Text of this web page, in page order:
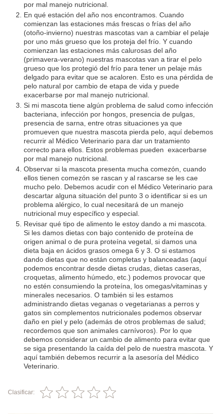
por mal manejo nutricional.
En qué estación del año nos encontramos. Cuando
comienzan las estaciones más frescas o frías del año
(otoño-invierno) nuestras mascotas van a cambiar el pelaje
por uno más grueso que los proteja del frío. Y cuando
comienzan las estaciones más calurosas del año
(primavera-verano) nuestras mascotas van a tirar el pelo
grueso que los protegió del frío para tener un pelaje más
delgado para evitar que se acaloren. Esto es una pérdida de
pelo natural por cambio de etapa de vida y puede
exacerbarse por mal manejo nutricional.
Si mi mascota tiene algún problema de salud como infección
bacteriana, infección por hongos, presencia de pulgas,
presencia de sarna, entre otras situaciones ya que
promueven que nuestra mascota pierda pelo, aquí debemos
recurrir al Médico Veterinario para dar un tratamiento
correcto para ellos. Estos problemas pueden exacerbarse
por mal manejo nutricional.
Observar si la mascota presenta mucha comezón, cuando
ellos tienen comezón se rascan y al rascarse se les cae
mucho pelo. Debemos acudir con el Médico Veterinario para
descartar alguna situación del punto 3 o identificar si es un
problema alérgico, lo cual necesitará de un manejo
nutricional muy específico y especial.
Revisar qué tipo de alimento le estoy dando a mi mascota.
Si les damos dietas con bajo contenido de proteína de
origen animal o de pura proteína vegetal, si damos una
dieta baja en ácidos grasos omega 6 y 3. O si estamos
dando dietas que no están completas y balanceadas (aquí
podemos encontrar desde dietas crudas, dietas caseras,
croquetas, alimento húmedo, etc.) podemos provocar que
no estén consumiendo la proteína, los omegas/vitaminas y
minerales necesarios. O también si les estamos
administrando dietas veganas o vegetarianas a perros y
gatos sin complementos nutricionales podemos observar
daño en piel y pelo (además de otros problemas de salud;
recordemos que son animales carnívoros). Por lo que
debemos considerar un cambio de alimento para evitar que
se siga presentando la caída del pelo de nuestra mascota. Y
aquí también debemos recurrir a la asesoría del Médico
Veterinario.
Clasificar: